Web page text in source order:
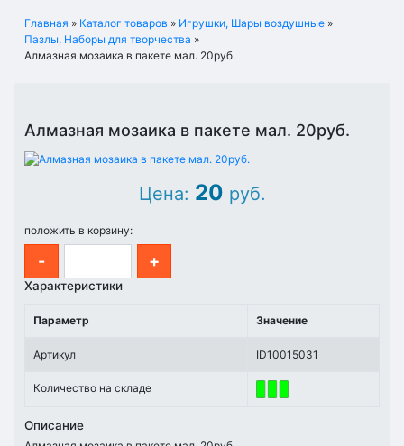
Главная » Каталог товаров » Игрушки, Шары воздушные »
Пазлы, Наборы для творчества »
Алмазная мозаика в пакете мал. 20руб.
Алмазная мозаика в пакете мал. 20руб.
Цена: 20 руб.
положить в корзину:
- +
Характеристики
Параметр Значение
Артикул ID10015031
Количество на складе
Описание